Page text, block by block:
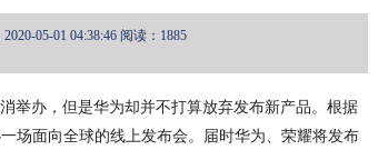
05-01 04:38:46 阅读：1885
举办，但是华为却并不打算放弃发布新产品。根据
场面向全球的线上发布会。届时华为、荣耀将发布